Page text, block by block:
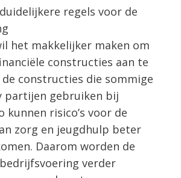
regels voor de
het makkelijker maken om
constructies aan te
de constructies die sommige
partijen gebruiken bij
kunnen risico’s voor de
zorg en jeugdhulp beter
Daarom worden de
verder